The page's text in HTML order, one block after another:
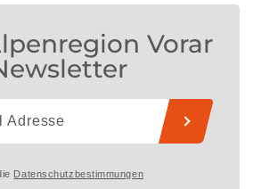
Vorar
Datenschutzbestimmungen